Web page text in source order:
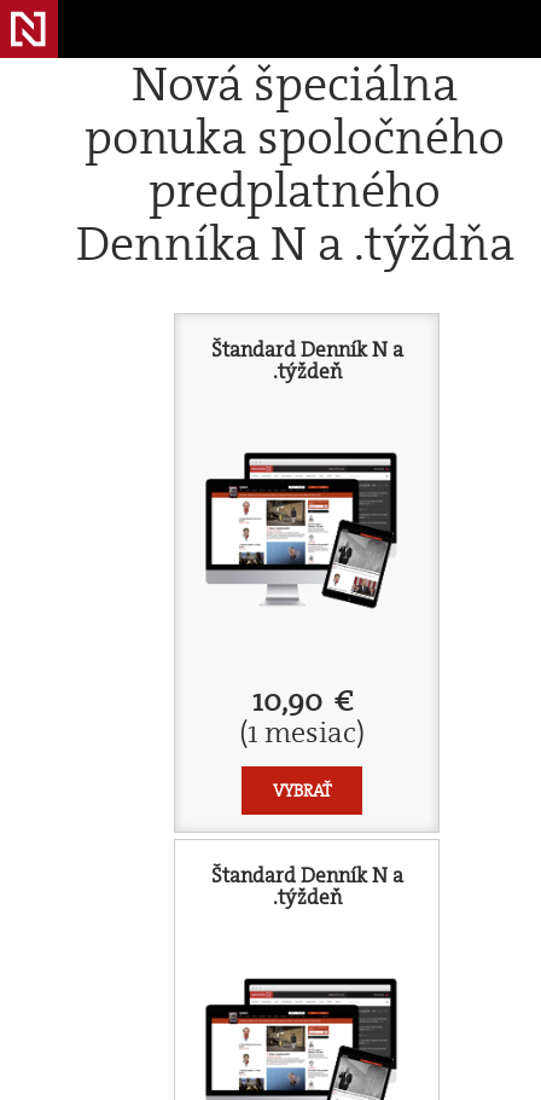
Nová špeciálna
ponuka spoločného
predplatného
Denníka N a .týždňa
Štandard Denník N a
.týždeň
10,90 €
(1 mesiac)
VYBRAŤ
Štandard Denník N a
.týždeň